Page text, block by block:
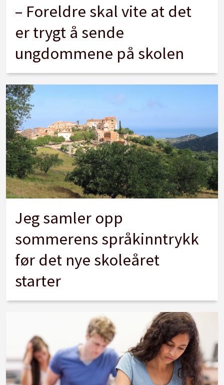
– Foreldre skal vite at det
er trygt å sende
ungdommene på skolen
Jeg samler opp
sommerens språkinntrykk
før det nye skoleåret
starter